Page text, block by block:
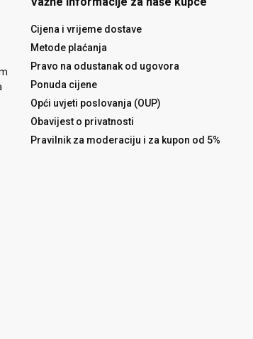
Cijena i vrijeme dostave
Metode plaćanja
Pravo na odustanak od ugovora
Ponuda cijene
Opći uvjeti poslovanja (OUP)
Obavijest o privatnosti
Pravilnik za moderaciju i za kupon od 5%